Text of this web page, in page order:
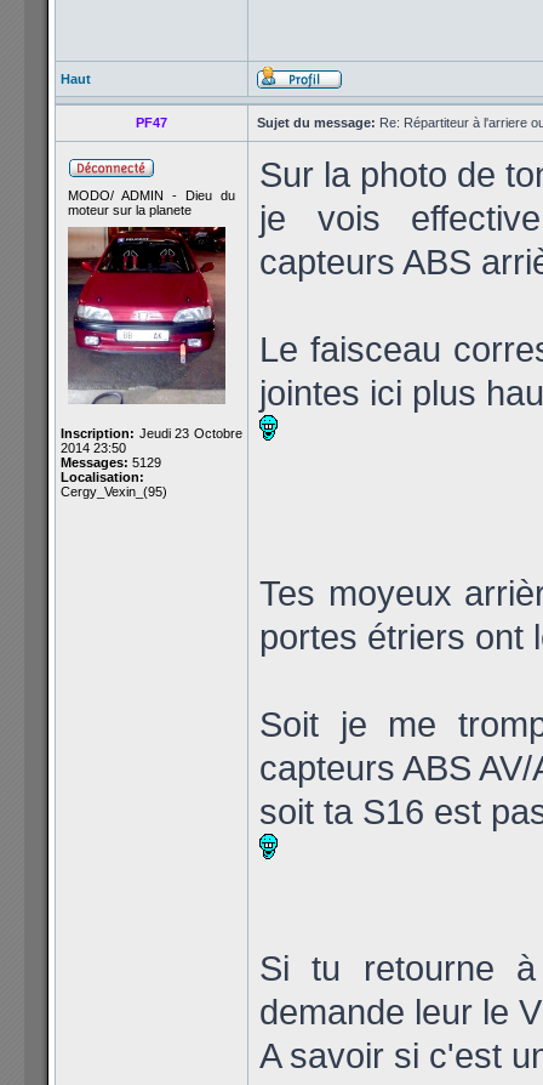
Haut
PF47 Sujet du message: Re: Répartiteur à l'arriere
MODO/ ADMIN - Dieu du
moteur sur la planete
Inscription: Jeudi 23 Octobre
2014 23:50
Messages: 5129
Localisation:
Cergy_Vexin_(95)
Sur la photo de
je vois
capteurs ABS
Le faisceau
jointes ici plus
Tes moyeux
portes étriers ont
Soit je me
capteurs ABS
soit ta S16 est
Si tu retourne
demande leur le
A savoir si c'est